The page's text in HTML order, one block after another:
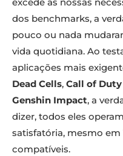
dos benchmarks, a
pouco ou nada
vida quotidiana. Ao
aplicações mais
Dead Cells, Call of
Genshin Impact, a
dizer, todos eles
satisfatória, mesmo em
compatíveis.